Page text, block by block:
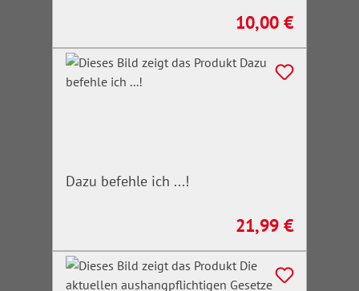
Regulärer Preis:
10,00 €
Dazu befehle ich ...!
Regulärer Preis:
21,99 €